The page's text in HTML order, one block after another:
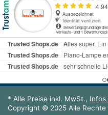
* Alle Preise inkl. MwSt., Infos
Copyright © 2025 Alle Rechte